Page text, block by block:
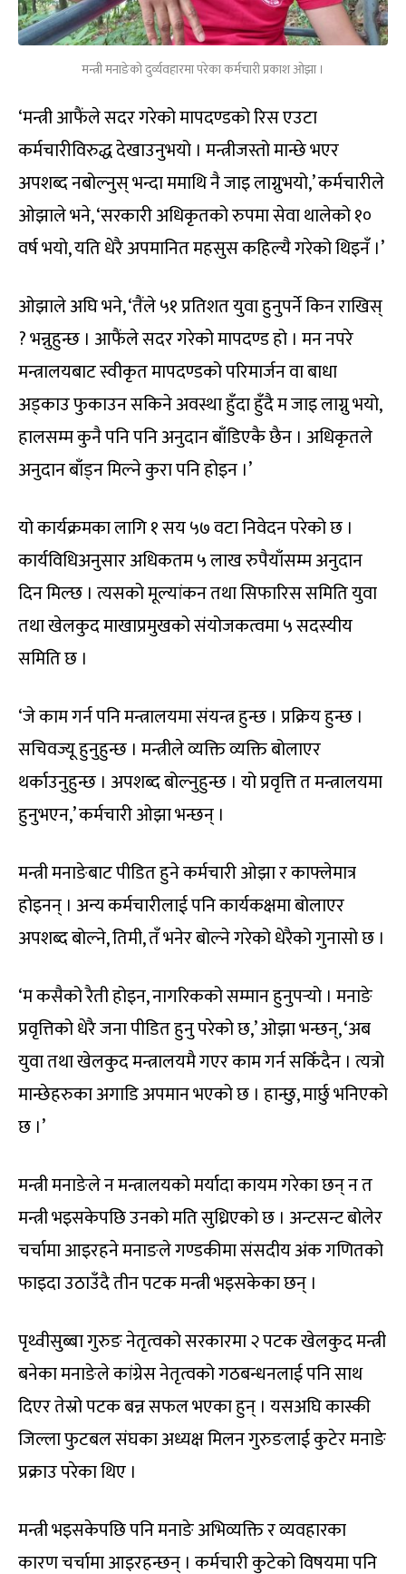
मन्त्री मनाङेको दुर्व्यवहारमा परेका कर्मचारी प्रकाश ओझा ।
‘मन्त्री आफैंले सदर गरेको मापदण्डको रिस एउटा
कर्मचारीविरुद्ध देखाउनुभयो । मन्त्रीजस्तो मान्छे भएर
अपशब्द नबोल्नुस् भन्दा ममाथि नै जाइ लाग्नुभयो,’ कर्मचारीले
ओझाले भने, ‘सरकारी अधिकृतको रुपमा सेवा थालेको १०
वर्ष भयो, यति धेरै अपमानित महसुस कहिल्यै गरेको थिइनँ ।’
ओझाले अघि भने, ‘तैंले ५१ प्रतिशत युवा हुनुपर्ने किन राखिस्
? भन्नुहुन्छ । आफैंले सदर गरेको मापदण्ड हो । मन नपरे
मन्त्रालयबाट स्वीकृत मापदण्डको परिमार्जन वा बाधा
अड्काउ फुकाउन सकिने अवस्था हुँदा हुँदै म जाइ लाग्नु भयो,
हालसम्म कुनै पनि पनि अनुदान बाँडिएकै छैन । अधिकृतले
अनुदान बाँड्न मिल्ने कुरा पनि होइन ।’
यो कार्यक्रमका लागि १ सय ५७ वटा निवेदन परेको छ ।
कार्यविधिअनुसार अधिकतम ५ लाख रुपैयाँसम्म अनुदान
दिन मिल्छ । त्यसको मूल्यांकन तथा सिफारिस समिति युवा
तथा खेलकुद माखाप्रमुखको संयोजकत्वमा ५ सदस्यीय
समिति छ ।
‘जे काम गर्न पनि मन्त्रालयमा संयन्त्र हुन्छ । प्रक्रिय हुन्छ ।
सचिवज्यू हुनुहुन्छ । मन्त्रीले व्यक्ति व्यक्ति बोलाएर
थर्काउनुहुन्छ । अपशब्द बोल्नुहुन्छ । यो प्रवृत्ति त मन्त्रालयमा
हुनुभएन,’ कर्मचारी ओझा भन्छन् ।
मन्त्री मनाङेबाट पीडित हुने कर्मचारी ओझा र काफ्लेमात्र
होइनन् । अन्य कर्मचारीलाई पनि कार्यकक्षमा बोलाएर
अपशब्द बोल्ने, तिमी, तँ भनेर बोल्ने गरेको धेरैको गुनासो छ ।
‘म कसैको रैती होइन, नागरिकको सम्मान हुनुपर्‍यो । मनाङे
प्रवृत्तिको धेरै जना पीडित हुनु परेको छ,’ ओझा भन्छन्, ‘अब
युवा तथा खेलकुद मन्त्रालयमै गएर काम गर्न सकिँदैन । त्यत्रो
मान्छेहरुका अगाडि अपमान भएको छ । हान्छु, मार्छु भनिएको
छ ।’
मन्त्री मनाङेले न मन्त्रालयको मर्यादा कायम गरेका छन् न त
मन्त्री भइसकेपछि उनको मति सुध्रिएको छ । अन्टसन्ट बोलेर
चर्चामा आइरहने मनाङले गण्डकीमा संसदीय अंक गणितको
फाइदा उठाउँदै तीन पटक मन्त्री भइसकेका छन् ।
पृथ्वीसुब्बा गुरुङ नेतृत्वको सरकारमा २ पटक खेलकुद मन्त्री
बनेका मनाङेले कांग्रेस नेतृत्वको गठबन्धनलाई पनि साथ
दिएर तेस्रो पटक बन्न सफल भएका हुन् । यसअघि कास्की
जिल्ला फुटबल संघका अध्यक्ष मिलन गुरुङलाई कुटेर मनाङे
प्रक्राउ परेका थिए ।
मन्त्री भइसकेपछि पनि मनाङे अभिव्यक्ति र व्यवहारका
कारण चर्चामा आइरहन्छन् । कर्मचारी कुटेको विषयमा पनि